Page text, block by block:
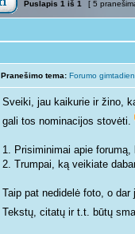
Puslapis 1 iš 1 [ 5
Pranešimo tema: Forumo
Sveiki, jau kaikurie ir žino,
gali tos nominacijos stovėti.
1. Prisiminimai apie
2. Trumpai, ką veikiate
Taip pat nedidelė foto, o
Tekstų, citatų ir t.t. būtų